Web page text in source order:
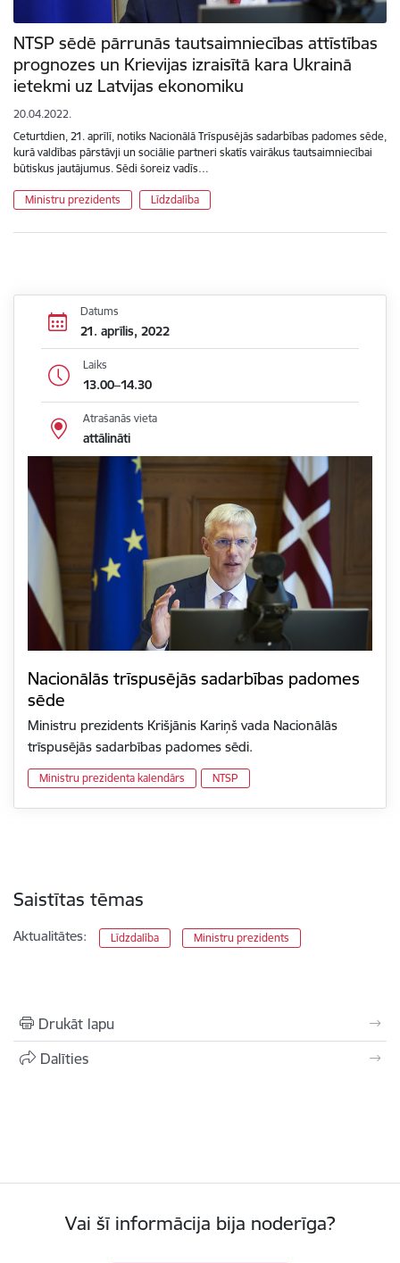
NTSP sēdē pārrunās tautsaimniecības attīstības
prognozes un Krievijas izraisītā kara Ukrainā
ietekmi uz Latvijas ekonomiku
20.04.2022.
Ceturtdien, 21. aprīlī, notiks Nacionālā Trīspusējās sadarbības padomes sēde,
kurā valdības pārstāvji un sociālie partneri skatīs vairākus tautsaimniecībai
būtiskus jautājumus. Sēdi šoreiz vadīs…
Ministru prezidents Līdzdalība
Datums
21. aprīlis, 2022
Laiks
13.00–14.30
Atrašanās vieta
attālināti
Nacionālās trīspusējās sadarbības padomes
sēde
Ministru prezidents Krišjānis Kariņš vada Nacionālās
trīspusējās sadarbības padomes sēdi.
Ministru prezidenta kalendārs NTSP
Saistītas tēmas
Aktualitātes: Līdzdalība Ministru prezidents
Drukāt lapu
Dalīties
Vai šī informācija bija noderīga?